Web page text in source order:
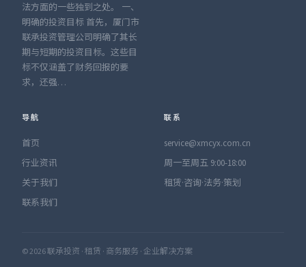
法方面的一些独到之处。 一、
明确的投资目标 首先，厦门市
联承投资管理公司明确了其长
期与短期的投资目标。这些目
标不仅涵盖了财务回报的要
求，还强…
导航
首页
行业资讯
关于我们
联系我们
联系
service@xmcyx.com.cn
周一至周五 9:00-18:00
租赁·咨询·法务·策划
© 2026 联承投资 · 租赁 · 商务服务 · 企业解决方案